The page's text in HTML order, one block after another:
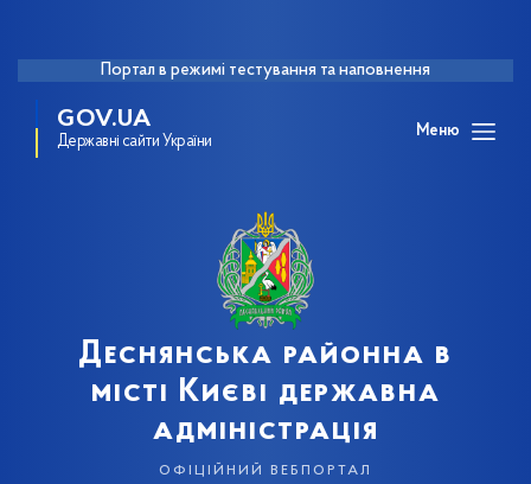
Портал в режимі тестування та наповнення
GOV.UA
Державні сайти України
Меню
Деснянська районна в
місті Києві державна
адміністрація
офіційний вебпортал